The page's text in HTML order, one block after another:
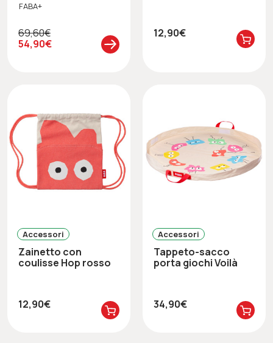
FABA+
54,90€
69,60€ 12,90€
Accessori
Zainetto con
coulisse Hop rosso
12,90€
Accessori
Tappeto-sacco
porta giochi Voilà
34,90€